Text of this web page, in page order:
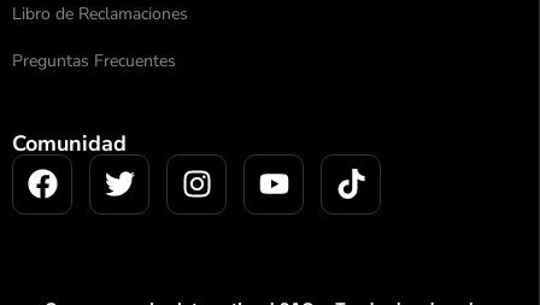
Libro de Reclamaciones
Preguntas Frecuentes
Comunidad